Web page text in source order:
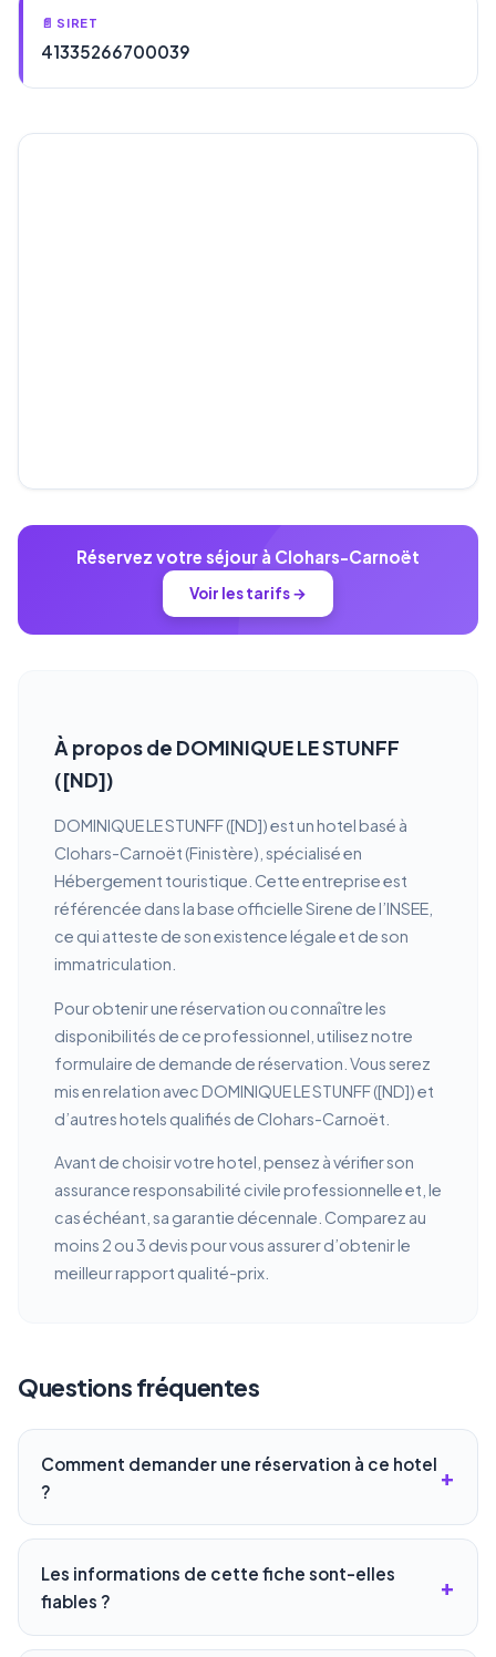
📄 SIRET
41335266700039
Réservez votre séjour à Clohars-Carnoët
Voir les tarifs →
À propos de DOMINIQUE LE STUNFF
([ND])
DOMINIQUE LE STUNFF ([ND]) est un hotel basé à
Clohars-Carnoët (Finistère), spécialisé en
Hébergement touristique. Cette entreprise est
référencée dans la base officielle Sirene de l’INSEE,
ce qui atteste de son existence légale et de son
immatriculation.
Pour obtenir une réservation ou connaître les
disponibilités de ce professionnel, utilisez notre
formulaire de demande de réservation. Vous serez
mis en relation avec DOMINIQUE LE STUNFF ([ND]) et
d’autres hotels qualifiés de Clohars-Carnoët.
Avant de choisir votre hotel, pensez à vérifier son
assurance responsabilité civile professionnelle et, le
cas échéant, sa garantie décennale. Comparez au
moins 2 ou 3 devis pour vous assurer d’obtenir le
meilleur rapport qualité-prix.
Questions fréquentes
Comment demander une réservation à ce hotel
?
Les informations de cette fiche sont-elles
fiables ?